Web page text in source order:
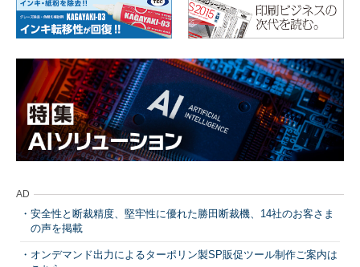
AD
安全性と断裁精度、堅牢性に優れた勝田断裁機、14社のお客さま
の声を掲載
オンデマンド出力によるターポリン製SP販促ツール制作ご案内は